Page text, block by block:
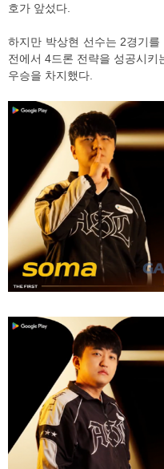
호가 앞섰다.
하지만 박상현 선수는 2경기
전에서 4드론 전략을 성공시키
우승을 차지했다.